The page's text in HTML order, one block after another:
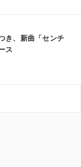
き、新曲「センチ
ス